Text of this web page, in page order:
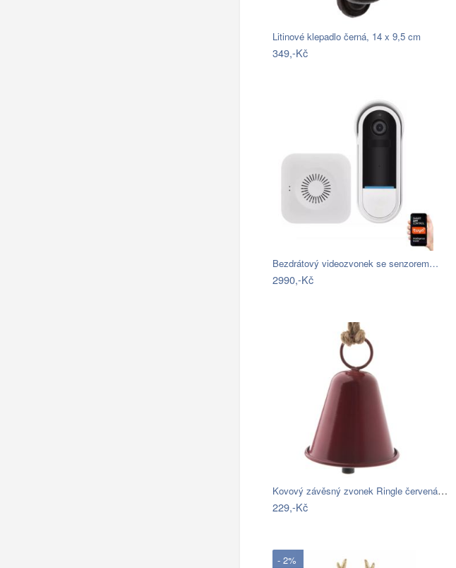
Litinové klepadlo černá, 14 x 9,5 cm
349,-Kč
Bezdrátový videozvonek se senzorem…
2990,-Kč
Kovový závěsný zvonek Ringle červená, 9…
229,-Kč
- 2%